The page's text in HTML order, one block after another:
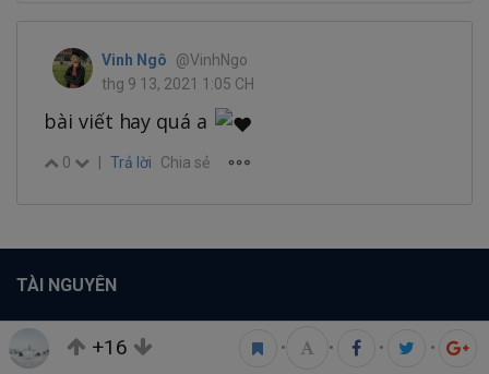
Vinh Ngô
@VinhNgo
thg 9 13, 2021 1:05 CH
bài viết hay quá a
0 Trả lời Chia sẻ
+16 • • • •
TÀI NGUYÊN
Bài viết